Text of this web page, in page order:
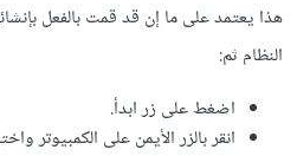
هذا يعتمد على ما إن قد قمت بالفعل
النظام ثم:
اضغط على زر ابدأ.
انقر بالزر الأيمن على الكمبيوتر